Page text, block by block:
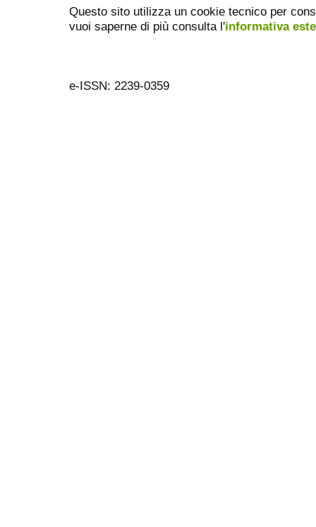
Questo sito utilizza un cookie tecnico per
vuoi saperne di più consulta l'informativa
e-ISSN: 2239-0359